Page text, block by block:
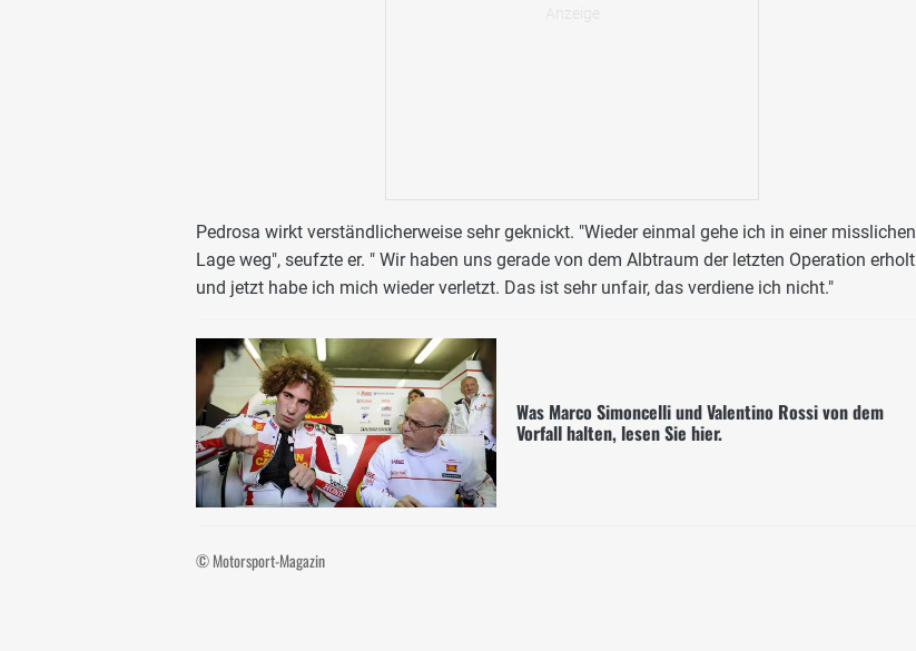
Pedrosa wirkt verständlicherweise sehr geknickt. "Wieder einmal gehe ich in einer misslichen
Lage weg", seufzte er. " Wir haben uns gerade von dem Albtraum der letzten Operation erholt
und jetzt habe ich mich wieder verletzt. Das ist sehr unfair, das verdiene ich nicht."
Was Marco Simoncelli und Valentino Rossi von dem
Vorfall halten, lesen Sie hier.
© Motorsport-Magazin